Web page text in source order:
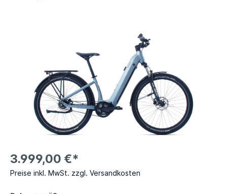
3.999,00 €*
Preise inkl. MwSt. zzgl. Versandkosten